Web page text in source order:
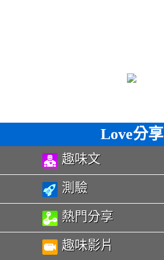
Love分享
趣味文
測驗
熱門分享
趣味影片